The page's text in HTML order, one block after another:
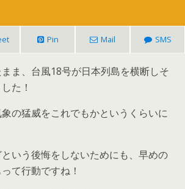
Pin Mail SMS
ま、台風18号が日本列島を横断しそ
た！
の猛威をこれでもかというくらいに
いう後悔をしないためにも、早めの
て行動ですね！